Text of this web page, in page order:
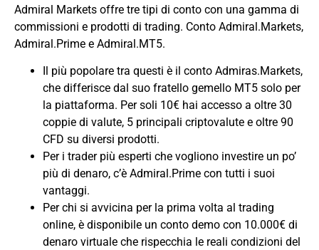
Admiral Markets offre tre tipi di conto con una gamma di
commissioni e prodotti di trading. Conto Admiral.Markets,
Admiral.Prime e Admiral.MT5.
Il più popolare tra questi è il conto Admiras.Markets,
che differisce dal suo fratello gemello MT5 solo per
la piattaforma. Per soli 10€ hai accesso a oltre 30
coppie di valute, 5 principali criptovalute e oltre 90
CFD su diversi prodotti.
Per i trader più esperti che vogliono investire un po’
più di denaro, c’è Admiral.Prime con tutti i suoi
vantaggi.
Per chi si avvicina per la prima volta al trading
online, è disponibile un conto demo con 10.000€ di
denaro virtuale che rispecchia le reali condizioni del